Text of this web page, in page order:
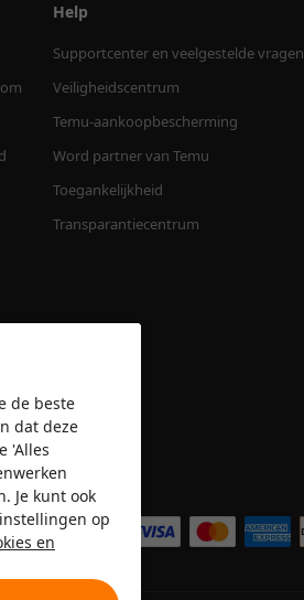
Help
Supportcenter en veelgestelde vragen
Veiligheidscentrum
Temu-aankoopbescherming
Word partner van Temu
Toegankelijkheid
Transparantiecentrum
Wij accepteren
de beste
dat deze
'Alles
Je kunt ook
op
en